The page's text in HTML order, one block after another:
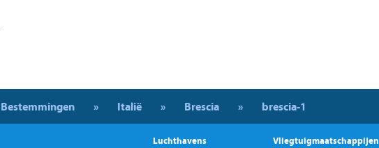
Bestemmingen » Italië » Brescia » brescia-1
Luchthavens Vliegtuigmaatschappijen